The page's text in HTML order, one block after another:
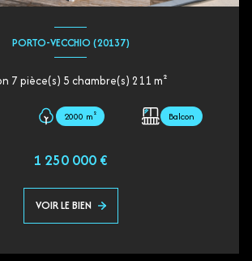
PORTO-VECCHIO (20137)
Maison 7 pièce(s) 5 chambre(s) 211 m²
2000 m² Balcon
1 250 000 €
VOIR LE BIEN